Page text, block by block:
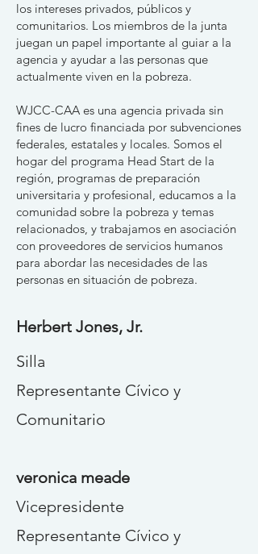
los intereses privados, públicos y
comunitarios. Los miembros de la junta
juegan un papel importante al guiar a la
agencia y ayudar a las personas que
actualmente viven en la pobreza.
WJCC-CAA es una agencia privada sin
fines de lucro financiada por subvenciones
federales, estatales y locales. Somos el
hogar del programa Head Start de la
región, programas de preparación
universitaria y profesional, educamos a la
comunidad sobre la pobreza y temas
relacionados, y trabajamos en asociación
con proveedores de servicios humanos
para abordar las necesidades de las
personas en situación de pobreza.
Herbert Jones, Jr.
Silla
Representante Cívico y
Comunitario
veronica meade
Vicepresidente
Representante Cívico y